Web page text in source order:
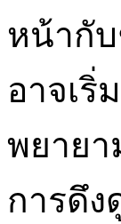
หน้ากั
อาจเริ่
พยาย
การดึ